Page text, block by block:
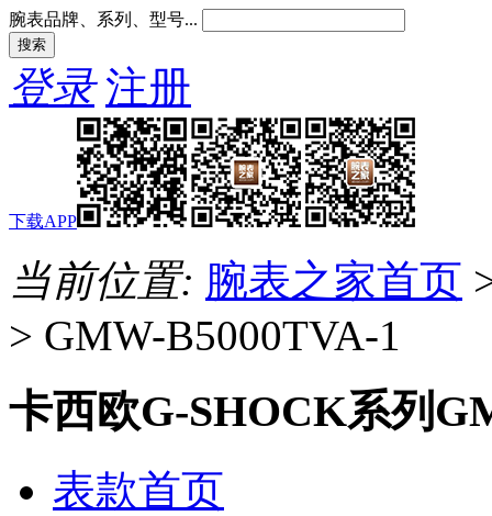
腕表品牌、系列、型号...
登录 注册
下载APP
当前位置: 腕表之家首页
> GMW-B5000TVA-1
卡西欧G-SHOCK系列
表款首页